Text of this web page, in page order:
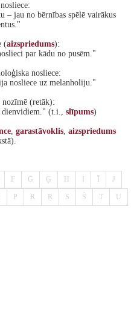
– jau no bērnības spēlē vairākus
(aizspriedums):
par kādu no pusēm."
nosliece:
nosliece uz melanholiju."
nozīmē (retāk):
dienvidiem." (t.i., slīpums)
, garastāvoklis, aizspriedums
F G Ģ H J
P R Ŗ S Š T U